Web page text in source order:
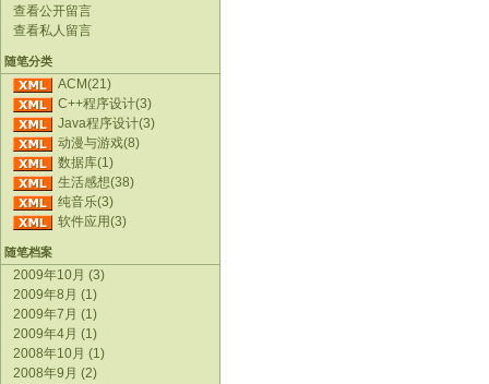
查看公开留言
查看私人留言
随笔分类
ACM(21)
C++程序设计(3)
Java程序设计(3)
动漫与游戏(8)
数据库(1)
生活感想(38)
纯音乐(3)
软件应用(3)
随笔档案
2009年10月 (3)
2009年8月 (1)
2009年7月 (1)
2009年4月 (1)
2008年10月 (1)
2008年9月 (2)